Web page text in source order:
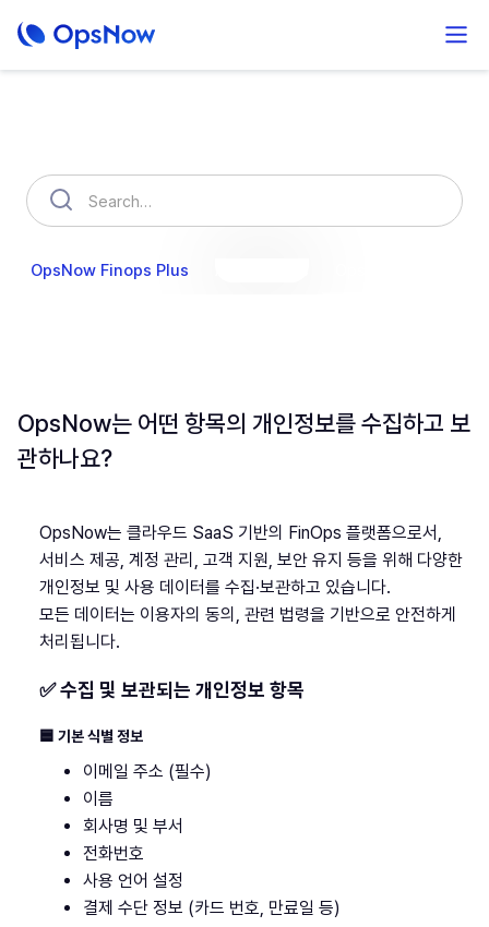
OpsNow Finops Plus
OpsNow는 어떤 항목의 개인정보를 수집하고 보
관하나요?
OpsNow는 클라우드 SaaS 기반의 FinOps 플랫폼으로서,
서비스 제공, 계정 관리, 고객 지원, 보안 유지 등을 위해 다양한
개인정보 및 사용 데이터를 수집·보관하고 있습니다.
모든 데이터는 이용자의 동의, 관련 법령을 기반으로 안전하게
처리됩니다.
✅ 수집 및 보관되는 개인정보 항목
🟦 기본 식별 정보
이메일 주소 (필수)
이름
회사명 및 부서
전화번호
사용 언어 설정
결제 수단 정보 (카드 번호, 만료일 등)